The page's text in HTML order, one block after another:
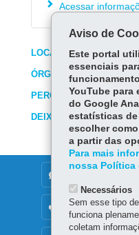
Acessar
LOCAIS DE
ÓRGÃO RESPONSÁVEL
PERGUNTAS
DEIXE SUA OPINIÃO
OUVIDORIA
Aviso de
Este portal
essenciais
YouTube para
do Google
estatísticas
escolher
a partir das
Para mais
nossa Política
Necessários
Sem esse tipo
funciona
coletam